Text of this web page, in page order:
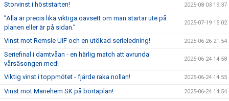
Storvinst i höststarten! 2025-08-03 19:37
”Alla är precis lika viktiga oavsett om man startar ute på
planen eller är på sidan.”
2025-07-19 15:02
Vinst mot Remsle UIF och en utökad serieledning! 2025-06-26 21:54
Seriefinal i damtvåan - en härlig match att avrunda
vårsäsongen med!
2025-06-24 14:58
Viktig vinst i toppmötet - fjärde raka nollan! 2025-06-24 14:55
Vinst mot Mariehem SK på bortaplan! 2025-06-24 14:54